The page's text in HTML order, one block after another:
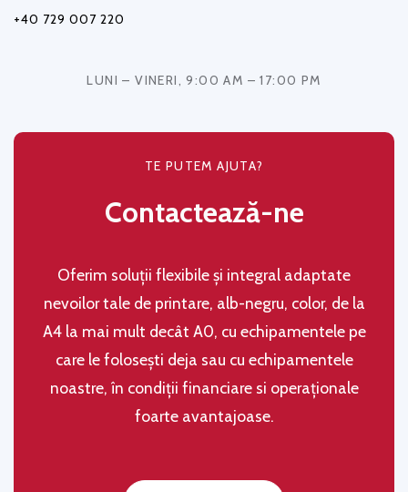
+40 729 007 220
LUNI – VINERI, 9:00 AM – 17:00 PM
TE PUTEM AJUTA?
Contactează-ne
Oferim soluţii flexibile şi integral adaptate
nevoilor tale de printare, alb-negru, color, de la
A4 la mai mult decât A0, cu echipamentele pe
care le folosești deja sau cu echipamentele
noastre, în condiţii financiare si operaţionale
foarte avantajoase.